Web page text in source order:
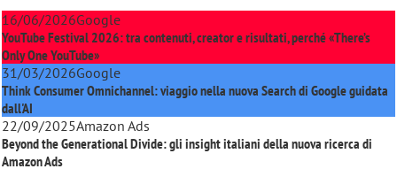
16/06/2026Google
YouTube Festival 2026: tra contenuti, creator e risultati, perché «There’s
Only One YouTube»
31/03/2026Google
Think Consumer Omnichannel: viaggio nella nuova Search di Google guidata
dall'AI
22/09/2025Amazon Ads
Beyond the Generational Divide: gli insight italiani della nuova ricerca di
Amazon Ads